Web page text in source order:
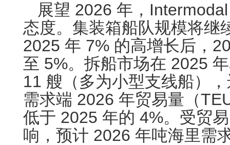
展望 2026 年，
态度。集装箱船队规模将继
2025 年 7% 的高增长后，
至 5%。拆船市场在 2025
11 艘（多为小型支线船）
需求端 2026 年贸易量（
低于 2025 年的 4%。受贸
响，预计 2026 年吨海里需